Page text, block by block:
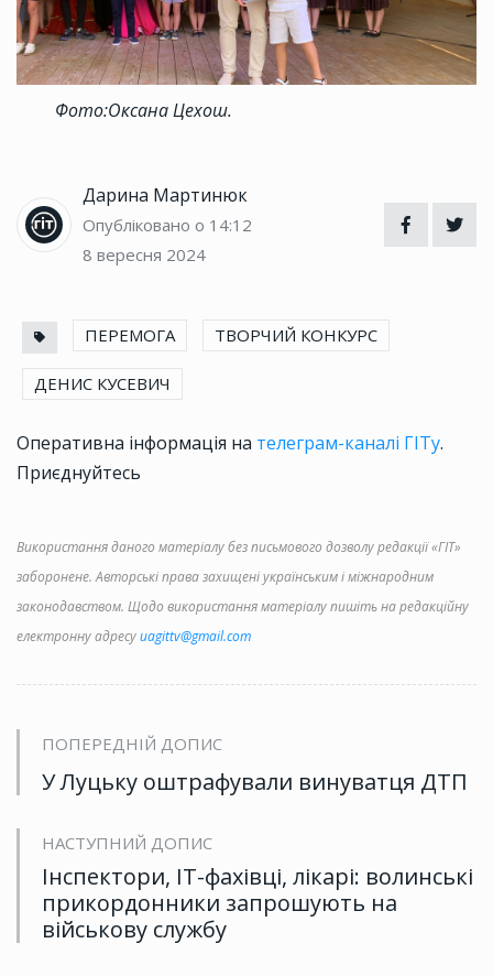
Фото:Оксана Цехош.
Дарина Мартинюк
Опубліковано о 14:12
8 вересня 2024
ПЕРЕМОГА ТВОРЧИЙ КОНКУРС
ДЕНИС КУСЕВИЧ
Оперативна інформація на телеграм-каналі ГІТу.
Приєднуйтесь
Використання даного матеріалу без письмового дозволу редакції «ГІТ»
заборонене. Авторські права захищені українським і міжнародним
законодавством. Щодо використання матеріалу пишіть на редакційну
електронну адресуuagittv@gmail.com
ПОПЕРЕДНІЙ ДОПИС
У Луцьку оштрафували винуватця ДТП
НАСТУПНИЙ ДОПИС
Інспектори, ІТ-фахівці, лікарі: волинські
прикордонники запрошують на
військову службу